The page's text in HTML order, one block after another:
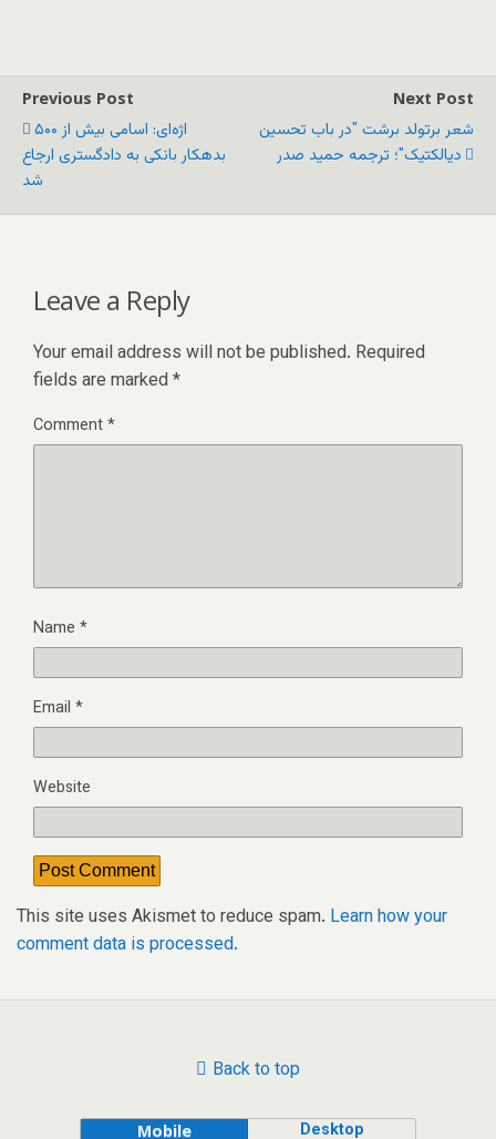
Previous Post
اژه‌ای: اسامی بیش از ۵۰۰
بدهکار بانکی به دادگستری ارجاع
شد
Next Post
شعر برتولد برشت "در باب تحسین
دیالکتیک"؛ ترجمه حمید صدر
Leave a Reply
Your email address will not be published. Required
fields are marked *
Comment*
Name *
Email *
Website
This site uses Akismet to reduce spam. Learn how your
comment data is processed.
Back to top
Mobile Desktop